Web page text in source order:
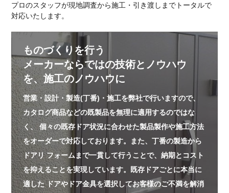
プロのスタッフが現地調査から施工・引き渡しまでトータルで
対応いたします。
ものづくりを行う
メーカーならではの技術とノウハウ
を、施工のノウハウに
営業・設計・製造(丁番)・施工を弊社で行いますので、
カタログ商品などの既製品を無理に適用するのではな
く、個々の既存ドア状況に合わせた製品製作や施工方法
をオーダーで対応しております。また、丁番の製造から
ドアリフォームまで一貫して行うことで、納期とコスト
を抑えることを実現しています。既存ドアごとに本当に
適したドアやドア金具を選択してお客様のご不満を解消